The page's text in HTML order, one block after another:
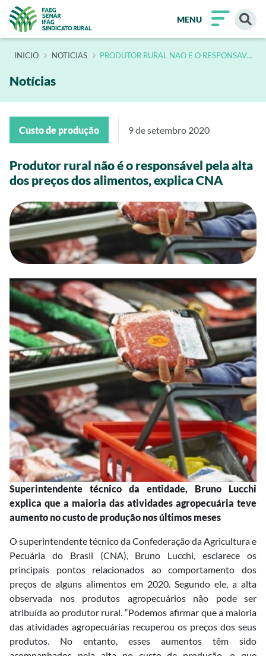
MENU
INÍCIO NOTICIAS PRODUTOR RURAL NAO E O RESPONSAVEL
Notícias
Custo de produção 9 de setembro 2020
Produtor rural não é o responsável pela alta
dos preços dos alimentos, explica CNA
Superintendente técnico da entidade, Bruno Lucchi
explica que a maioria das atividades agropecuária teve
aumento no custo de produção nos últimos meses
O superintendente técnico da Confederação da Agricultura e
Pecuária do Brasil (CNA), Bruno Lucchi, esclarece os
principais pontos relacionados ao comportamento dos
preços de alguns alimentos em 2020. Segundo ele, a alta
observada nos produtos agropecuários não pode ser
atribuída ao produtor rural. “Podemos afirmar que a maioria
das atividades agropecuárias recuperou os preços dos seus
produtos. No entanto, esses aumentos têm sido